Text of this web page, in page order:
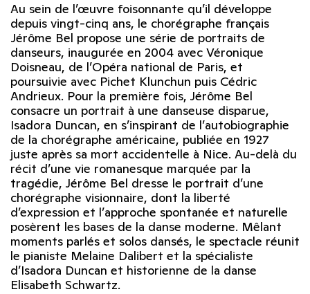
Au sein de l’œuvre foisonnante qu’il développe
depuis vingt-cinq ans, le chorégraphe français
Jérôme Bel propose une série de portraits de
danseurs, inaugurée en 2004 avec Véronique
Doisneau, de l’Opéra national de Paris, et
poursuivie avec Pichet Klunchun puis Cédric
Andrieux. Pour la première fois, Jérôme Bel
consacre un portrait à une danseuse disparue,
Isadora Duncan, en s’inspirant de l’autobiographie
de la chorégraphe américaine, publiée en 1927
juste après sa mort accidentelle à Nice. Au-delà du
récit d’une vie romanesque marquée par la
tragédie, Jérôme Bel dresse le portrait d’une
chorégraphe visionnaire, dont la liberté
d’expression et l’approche spontanée et naturelle
posèrent les bases de la danse moderne. Mêlant
moments parlés et solos dansés, le spectacle réunit
le pianiste Melaine Dalibert et la spécialiste
d’Isadora Duncan et historienne de la danse
Elisabeth Schwartz.